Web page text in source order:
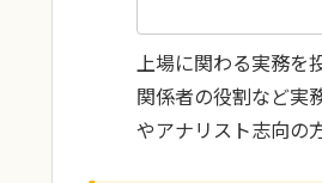
上場に関わる実務を
関係者の役割など実
やアナリスト志向の